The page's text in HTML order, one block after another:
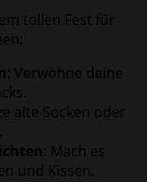
tollen Fest für
: Verwöhne deine
alte Socken oder
: Mach es
und Kissen.